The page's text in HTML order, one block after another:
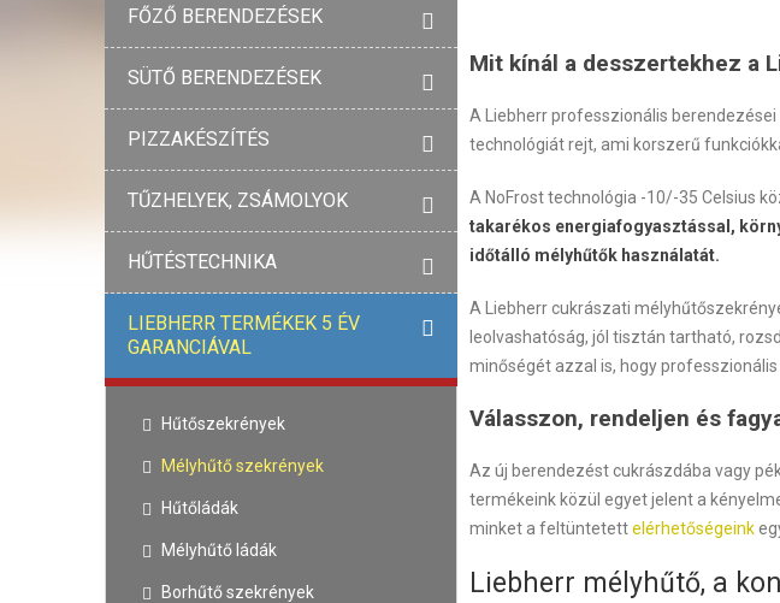
FŐZŐ BERENDEZÉSEK
SÜTŐ BERENDEZÉSEK
PIZZAKÉSZÍTÉS
TŰZHELYEK, ZSÁMOLYOK
HŰTÉSTECHNIKA
LIEBHERR TERMÉKEK 5 ÉV
GARANCIÁVAL
Hűtőszekrények
Mélyhűtő szekrények
Hűtőládák
Mélyhűtő ládák
Borhűtő szekrények
Mit kínál a desszertekhez a
A Liebherr professzionális
technológiát rejt, ami korszerű
A NoFrost technológia -10/-35 Celsius
takarékos energiafogyasztással,
időtálló mélyhűtők használatát.
A Liebherr cukrászati
leolvashatóság, jól tisztán tartható,
minőségét azzal is, hogy
Válasszon, rendeljen és
Az új berendezést cukrászdába vagy
termékeink közül egyet jelent a
minket a feltüntetettelérhetőségeink
Liebherr mélyhűtő, a